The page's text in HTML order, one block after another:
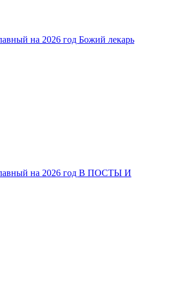
на 2026 год Божий лекарь
на 2026 год В ПОСТЫ И